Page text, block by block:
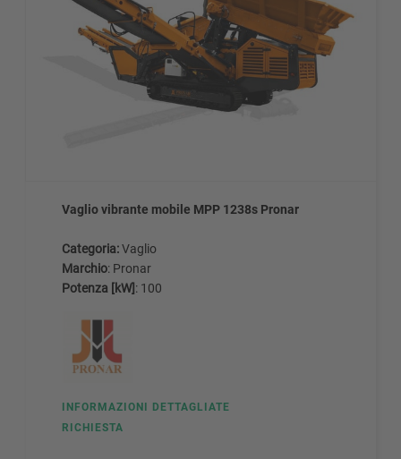
Vaglio vibrante mobile MPP 1238s Pronar
Categoria:Vaglio
Marchio: Pronar
Potenza [kW]: 100
INFORMAZIONI DETTAGLIATE
RICHIESTA